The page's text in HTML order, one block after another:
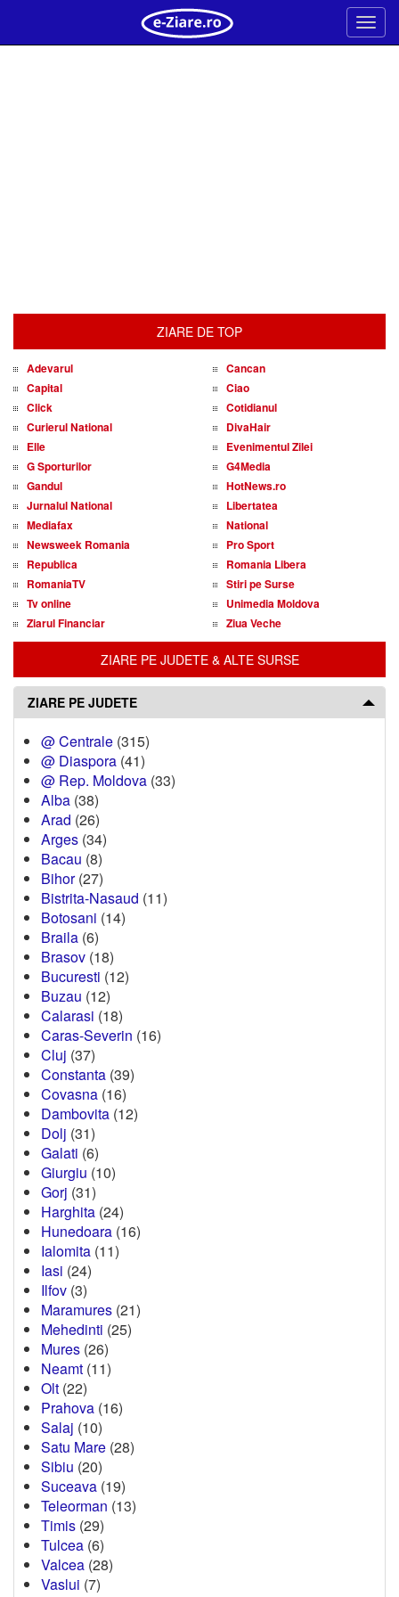
Meniu
ZIARE DE TOP
Adevarul
Cancan
Capital
Ciao
Click
Cotidianul
Curierul National
DivaHair
Elle
Evenimentul Zilei
G Sporturilor
G4Media
Gandul
HotNews.ro
Jurnalul National
Libertatea
Mediafax
National
Newsweek Romania
Pro Sport
Republica
Romania Libera
RomaniaTV
Stiri pe Surse
Tv online
Unimedia Moldova
Ziarul Financiar
Ziua Veche
ZIARE PE JUDETE & ALTE SURSE
ZIARE PE JUDETE
@ Centrale (315)
@ Diaspora (41)
@ Rep. Moldova (33)
Alba (38)
Arad (26)
Arges (34)
Bacau (8)
Bihor(27)
Bistrita-Nasaud (11)
Botosani (14)
Braila (6)
Brasov (18)
Bucuresti (12)
Buzau (12)
Calarasi (18)
Caras-Severin (16)
Cluj (37)
Constanta (39)
Covasna (16)
Dambovita (12)
Dolj (31)
Galati (6)
Giurgiu (10)
Gorj (31)
Harghita (24)
Hunedoara (16)
Ialomita (11)
Iasi (24)
Ilfov (3)
Maramures (21)
Mehedinti (25)
Mures (26)
Neamt (11)
Olt (22)
Prahova (16)
Salaj (10)
Satu Mare (28)
Sibiu (20)
Suceava (19)
Teleorman (13)
Timis (29)
Tulcea (6)
Valcea (28)
Vaslui (7)